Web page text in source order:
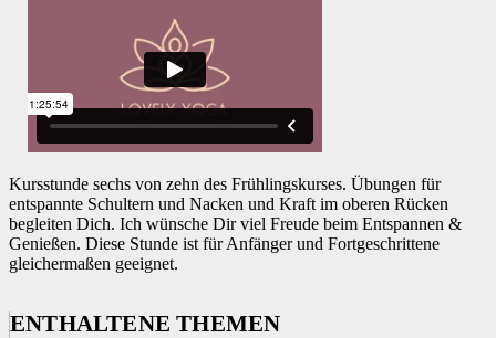
Kursstunde sechs von zehn des Frühlingskurses. Übungen für
entspannte Schultern und Nacken und Kraft im oberen Rücken
begleiten Dich. Ich wünsche Dir viel Freude beim Entspannen &
Genießen. Diese Stunde ist für Anfänger und Fortgeschrittene
gleichermaßen geeignet.
ENTHALTENE THEMEN